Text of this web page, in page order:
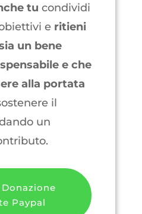
tu condividi
e ritieni
un bene
e che
alla portata
il
un
Paypal